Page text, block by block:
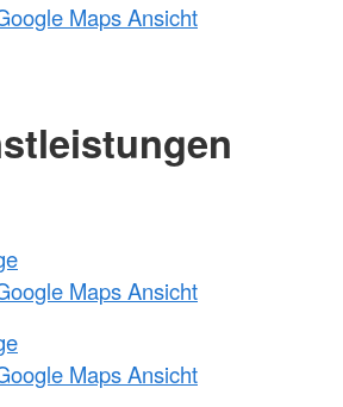
Maps Ansicht
Maps Ansicht
Maps Ansicht